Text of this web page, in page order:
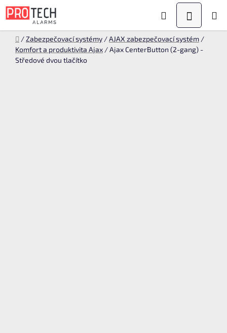
Přejít
na
Hledat
KOŠÍK
Domů
/Zabezpečovací systémy /AJAX zabezpečovací systém /
Komfort a produktivita Ajax /Ajax CenterButton (2-gang) -
Středové dvou tlačítko